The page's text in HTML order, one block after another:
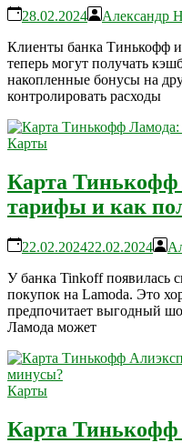
28.02.2024
Александр
Клиенты банка Тинькофф
теперь могут получать
накопленные бонусы на
контролировать расходы
Карты
Карта Тинькофф
тарифы и как
22.02.202422.02.2024
У банка Tinkoff появилась
покупок на Lamoda. Это
предпочитает выгодный
Ламода может
Карты
Карта Тинькофф